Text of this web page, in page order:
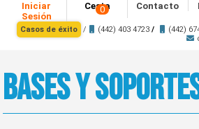
Iniciar
Sesión
Cesta
0 Contacto
Casos de éxito / (442) 403 4723 / (442)
Bases y